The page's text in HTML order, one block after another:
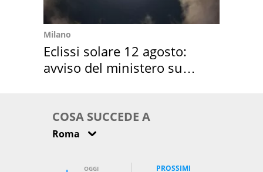
Milano
Eclissi solare 12 agosto:
avviso del ministero su